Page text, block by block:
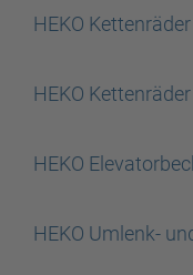
HEKO
HEKO
HEKO
HEKO Umlenk-